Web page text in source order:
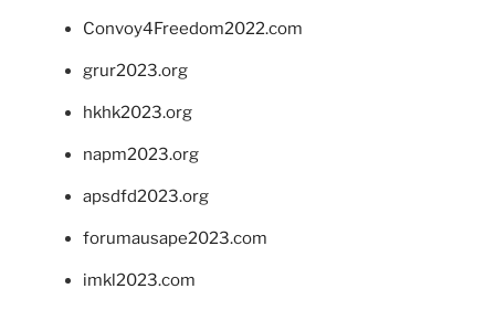
Convoy4Freedom2022.com
grur2023.org
hkhk2023.org
napm2023.org
apsdfd2023.org
forumausape2023.com
imkl2023.com